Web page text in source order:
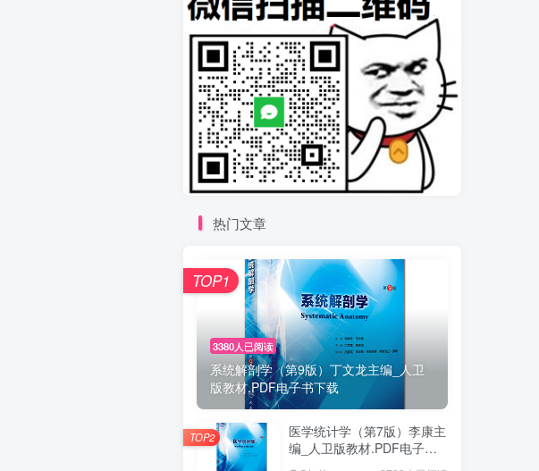
热门文章
3380人已阅读
系统解剖学（第9版）丁文龙主编_人卫
版教材.PDF电子书下载
TOP1
医学统计学（第7版）李康主
编_人卫版教材.PDF电子书
下载
TOP2